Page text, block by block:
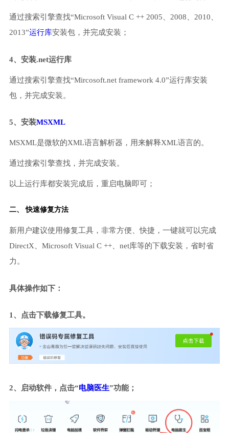
通过搜索引擎查找“Microsoft Visual C ++ 2005、2008、2010、
2013”运行库安装包，并完成安装；
4、安装.net运行库
通过搜索引擎查找“Mircosoft.net framework 4.0”运行库安装
包，并完成安装。
5、安装MSXML
MSXML是微软的XML语言解析器，用来解释XML语言的。
通过搜索引擎查找，并完成安装。
以上运行库都安装完成后，重启电脑即可；
二、 快速修复方法
新用户建议使用修复工具，非常方便、快捷，一键就可以完成
DirectX、Microsoft Visual C ++、net库等的下载安装，省时省
力。
具体操作如下：
1、点击下载修复工具。
2、启动软件，点击“电脑医生”功能；